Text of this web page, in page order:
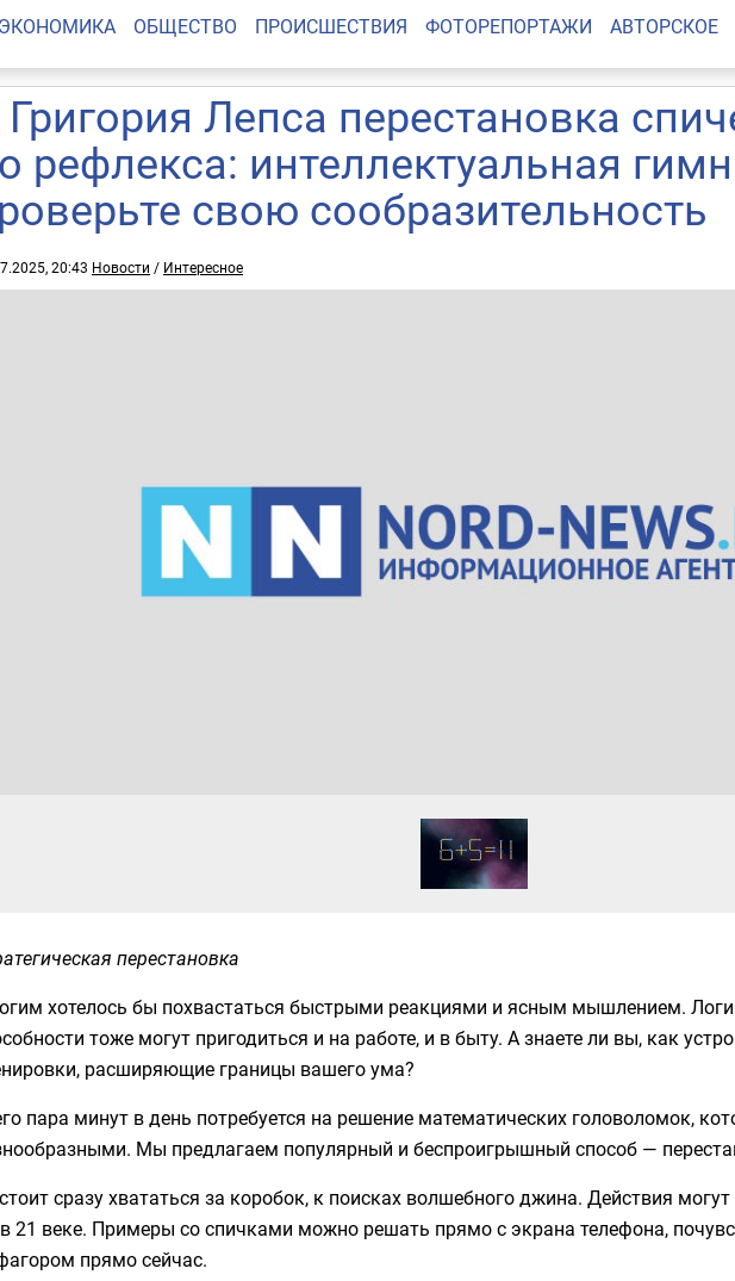
ЭКОНОМИКА ОБЩЕСТВО ПРОИСШЕСТВИЯ ФОТОРЕПОРТАЖИ АВТОРСКОЕ
Лепса перестановка
рефлекса: интеллектуальная
свою сообразительность
20:43 Новости / Интересное
перестановка
хотелось бы похвастаться быстрыми реакциями и ясным мышлением.
тоже могут пригодиться и на работе, и в быту. А знаете ли вы, как
расширяющие границы вашего ума?
пара минут в день потребуется на решение математических головоломок,
Мы предлагаем популярный и беспроигрышный способ —
сразу хвататься за коробок, к поисках волшебного джина. Действия
21 веке. Примеры со спичками можно решать прямо с экрана телефона,
прямо сейчас.